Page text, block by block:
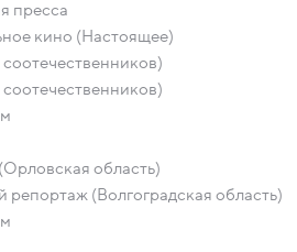
пресса
кино (Настоящее)
область)
репортаж (Волгоградская область)